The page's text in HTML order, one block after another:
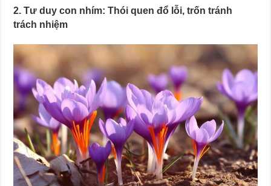
2. Tư duy con nhím: Thói quen đổ lỗi, trốn tránh
trách nhiệm